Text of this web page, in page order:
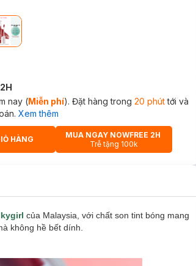
nay (Miễn phí). Đặt hàng trong 20 phúttới và
Xem thêm
PLUS ICON
HÀNG
MUA NGAY NOWFREE 2H
Trễ tặng 100k
của Malaysia, với chất son tint bóng mang
không hề bết dính.